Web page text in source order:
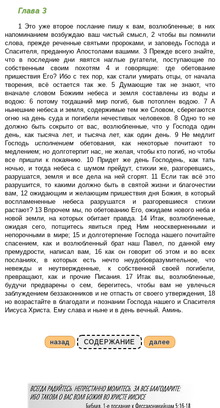
Глава 3
1 Это уже второе послание пишу к вам, возлюбленные; в них
напоминанием возбуждаю ваш чистый смысл, 2 чтобы вы помнили
слова, прежде реченные святыми пророками, и заповедь Господа и
Спасителя, преданную Апостолами вашими. 3 Прежде всего знайте,
что в последние дни явятся наглые ругатели, поступающие по
собственным своим похотям 4 и говорящие: где обетование
пришествия Его? Ибо с тех пор, как стали умирать отцы, от начала
творения, всё остается так же. 5 Думающие так не знают, что
вначале словом Божиим небеса и земля составлены из воды и
водою: 6 потому тогдашний мир погиб, быв потоплен водою. 7 А
нынешние небеса и земля, содержимые тем же Словом, сберегаются
огню на день суда и погибели нечестивых человеков. 8 Одно то не
должно быть сокрыто от вас, возлюбленные, что у Господа один
день, как тысяча лет, и тысяча лет, как один день. 9 Не медлит
Господь исполнением обетования, как некоторые почитают то
медлением; но долготерпит нас, не желая, чтобы кто погиб, но чтобы
все пришли к покаянию. 10 Придет же день Господень, как тать
ночью, и тогда небеса с шумом прейдут, стихии же, разгоревшись,
разрушатся, земля и все дела на ней сгорят. 11 Если так всё это
разрушится, то какими должно быть в святой жизни и благочестии
вам, 12 ожидающим и желающим пришествия дня Божия, в который
воспламененные небеса разрушатся и разгоревшиеся стихии
растают? 13 Впрочем мы, по обетованию Его, ожидаем нового неба и
новой земли, на которых обитает правда. 14 Итак, возлюбленные,
ожидая сего, потщитесь явиться пред Ним неоскверненными и
непорочными в мире; 15 и долготерпение Господа нашего почитайте
спасением, как и возлюбленный брат наш Павел, по данной ему
премудрости, написал вам, 16 как он говорит об этом и во всех
посланиях, в которых есть нечто неудобовразумительное, что
невежды и неутвержденные, к собственной своей погибели,
превращают, как и прочие Писания. 17 Итак вы, возлюбленные,
будучи предварены о сем, берегитесь, чтобы вам не увлечься
заблуждением беззаконников и не отпасть от своего утверждения, 18
но возрастайте в благодати и познании Господа нашего и Спасителя
Иисуса Христа. Ему слава и ныне и в день вечный. Аминь.
назад СОДЕРЖАНИЕ далее